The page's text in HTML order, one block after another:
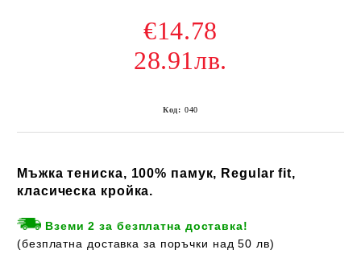
€14.78
28.91лв.
Код: 040
Мъжка тениска, 100% памук, Regular fit,
класическа кройка.
Вземи 2 за безплатна доставка!
(безплатна доставка за поръчки над 50 лв)